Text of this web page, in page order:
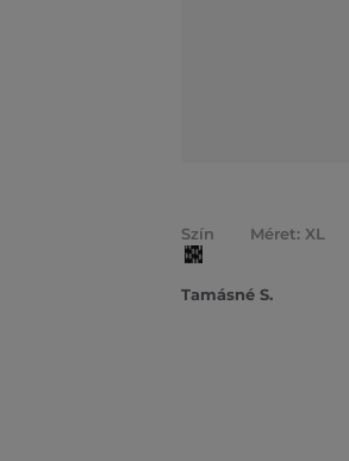
Szín Méret: XL
Tamásné S.